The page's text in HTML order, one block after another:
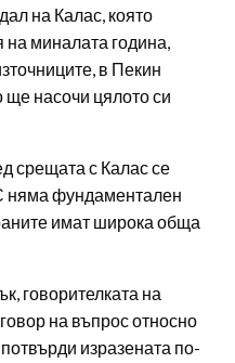
на Калас, която
на миналата година,
в Пекин
ще насочи цялото си
срещата с Калас се
няма фундаментален
имат широка обща
говорителката на
на въпрос относно
изразената по-